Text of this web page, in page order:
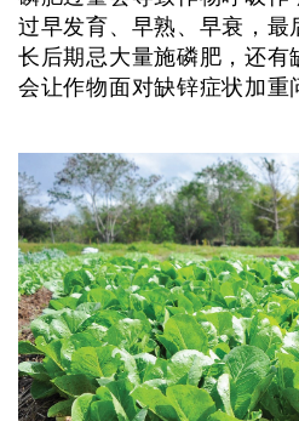
过早发育、早熟、早衰，最
长后期忌大量施磷肥，还有
会让作物面对缺锌症状加重